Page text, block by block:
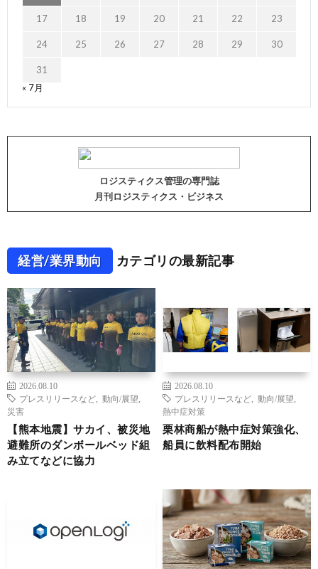
17 18 19 20 21 22 23
24 25 26 27 28 29 30
31
« 7月
ロジスティクス管理の専門誌
月刊ロジスティクス・ビジネス
経営/業界動向 カテゴリの最新記事
2026.08.10
プレスリリースなど
動向/展望
災害
【熊本地震】サカイ、被災地
避難所のダンボールベッド組
み立てなどに協力
2026.08.10
プレスリリースなど
動向/展望
熱中症対策
栗林商船が熱中症対策強化、
船員に飲料配布開始